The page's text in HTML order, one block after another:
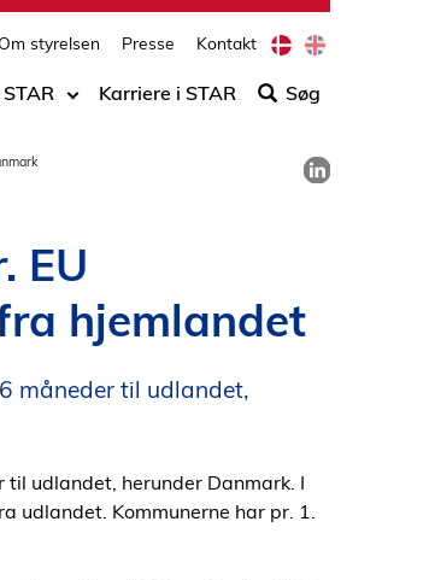
styrelsen Presse Kontakt
D
a
i
E
n
l
h
Karriere i STAR Søg
EU
hjemlandet
måneder til udlandet,
udlandet, herunder Danmark. I
udlandet. Kommunerne har pr. 1.